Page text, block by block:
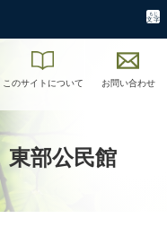
このサイトについて お問い合わせ
東部公民館